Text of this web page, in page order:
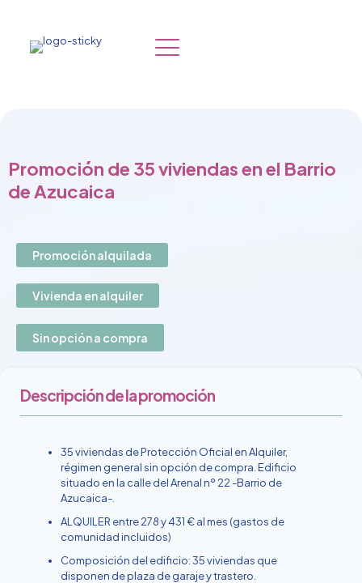
Promoción de 35 viviendas en el Barrio
de Azucaica
Promoción alquilada
Vivienda en alquiler
Sin opción a compra
Descripción de la promoción
35 viviendas de Protección Oficial en Alquiler,
régimen general sin opción de compra. Edificio
situado en la calle del Arenal nº 22 -Barrio de
Azucaica-.
ALQUILER entre 278 y 431 € al mes (gastos de
comunidad incluidos)
Composición del edificio: 35 viviendas que
disponen de plaza de garaje y trastero.